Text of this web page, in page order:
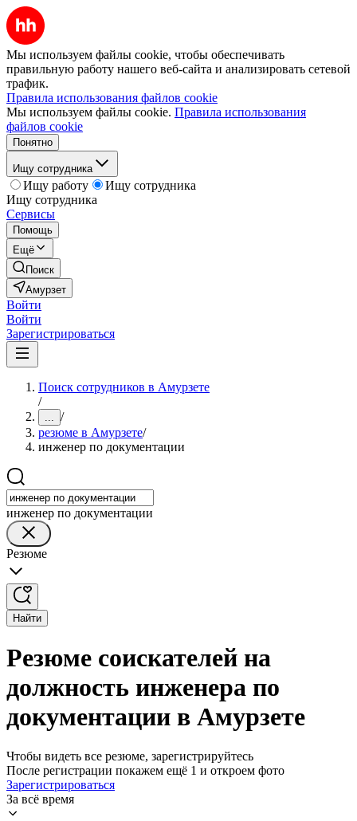
Мы используем файлы cookie, чтобы обеспечивать
правильную работу нашего веб-сайта и анализировать сетевой
трафик.
Правила использования файлов cookie
Мы используем файлы cookie. Правила использования
файлов cookie
Понятно
Ищу сотрудника
Ищу работу
Ищу сотрудника
Ищу сотрудника
Сервисы
Помощь
Ещё
Поиск
Амурзет
Войти
Войти
Зарегистрироваться
Поиск сотрудников в Амурзете
/
... /
резюме в Амурзете/
инженер по документации
инженер по документации
Резюме
Найти
Резюме соискателей на
должность инженера по
документации в Амурзете
Чтобы видеть все резюме, зарегистрируйтесь
После регистрации покажем ещё 1 и откроем фото
Зарегистрироваться
За всё время